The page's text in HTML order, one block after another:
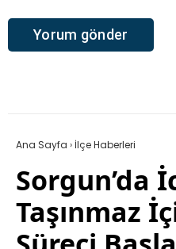
Ana Sayfa › İlçe Haberleri
Sorgun’da
Taşınmaz